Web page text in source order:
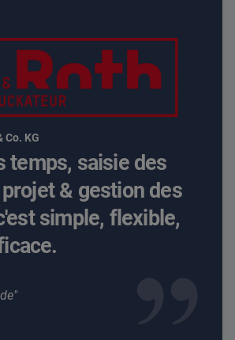
Co. KG
temps, saisie des
& gestion des
simple, flexible,